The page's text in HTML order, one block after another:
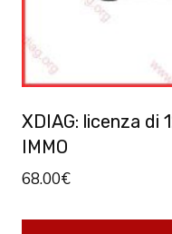
XDIAG: licenza di
IMMO
68.00€